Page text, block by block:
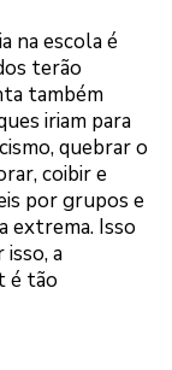
na escola é
terão
também
iriam para
quebrar o
coibir e
por grupos e
extrema. Isso
a
é tão